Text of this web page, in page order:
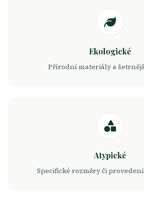
Ekologické
Přírodní materiály a
Atypické
Specifické rozměry či